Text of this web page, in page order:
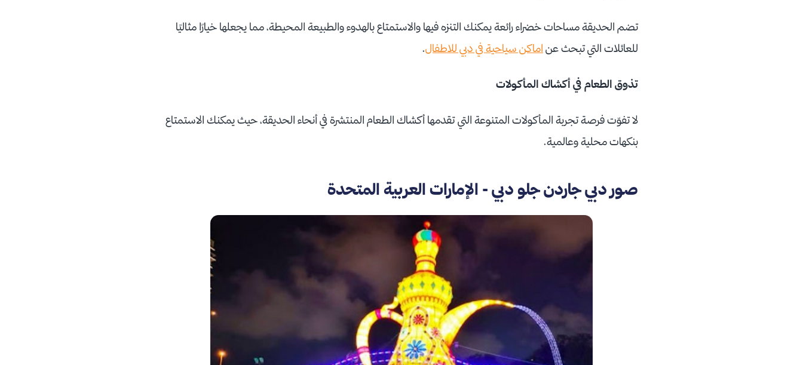
تضم الحديقة مساحات خضراء رائعة يمكنك التنزه فيها والاستمتاع بالهدوء والطبيعة المحيطة، مما يجعلها خيارًا مثاليًا
للعائلات التي تبحث عن اماكن سياحية في دبي للاطفال.
تذوق الطعام في أكشاك المأكولات
لا تفوّت فرصة تجربة المأكولات المتنوعة التي تقدمها أكشاك الطعام المنتشرة في أنحاء الحديقة، حيث يمكنك الاستمتاع
بنكهات محلية وعالمية.
صور دبي جاردن جلو دبي - الإمارات العربية المتحدة